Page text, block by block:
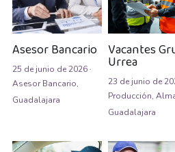
Auxiliar de Caja General
Auxiliar de cajas
Auxiliar de instalación
Auxiliar de Inventarios
Auxiliar de Limpieza
Asesor Bancario
25 de junio de 2026·
Asesor Bancario,
Guadalajara
Vacantes
Urrea
23 de junio de
Producción,
Guadalajara